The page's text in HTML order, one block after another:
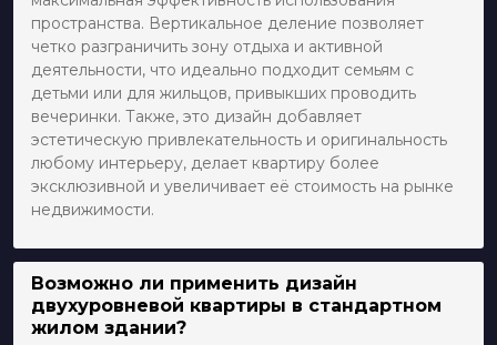
пространства. Вертикальное деление позволяет
четко разграничить зону отдыха и активной
деятельности, что идеально подходит семьям с
детьми или для жильцов, привыкших проводить
вечеринки. Также, это дизайн добавляет
эстетическую привлекательность и оригинальность
любому интерьеру, делает квартиру более
эксклюзивной и увеличивает её стоимость на рынке
недвижимости.
Возможно ли применить дизайн
двухуровневой квартиры в стандартном
жилом здании?